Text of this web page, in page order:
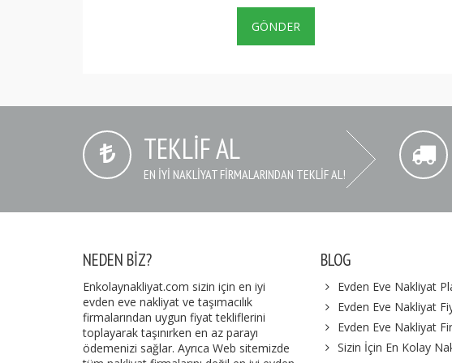
TEKLIF AL
EN IYI NAKLIYAT FIRMALARINDAN TEKLIF AL!
NEDEN BIZ?
Enkolaynakliyat.com sizin için en iyi
evden eve nakliyat ve taşımacılık
firmalarından uygun fiyat tekliflerini
toplayarak taşınırken en az parayı
ödemenizi sağlar. Ayrıca Web sitemizde
BLOG
Evden Eve Nakliyat
Evden Eve Nakliyat
Evden Eve Nakliyat
Sizin İçin En Kolay